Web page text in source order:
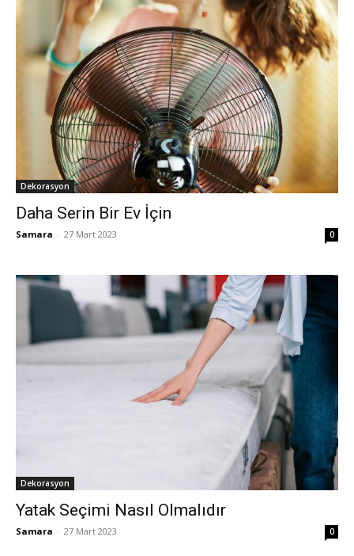
Dekorasyon
Daha Serin Bir Ev İçin
Samara - 27 Mart 2023 0
Dekorasyon
Yatak Seçimi Nasıl Olmalıdır
Samara - 27 Mart 2023 0